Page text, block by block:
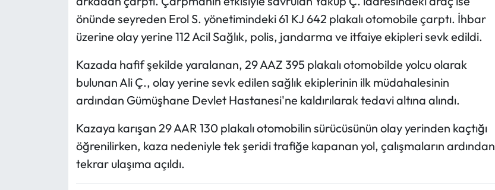
önünde seyreden Erol S. yönetimindeki 61 KJ 642 plakalı otomobile çarptı. İhbar
üzerine olay yerine 112 Acil Sağlık, polis, jandarma ve itfaiye ekipleri sevk edildi.
Kazada hafif şekilde yaralanan, 29 AAZ 395 plakalı otomobilde yolcu olarak
bulunan Ali Ç., olay yerine sevk edilen sağlık ekiplerinin ilk müdahalesinin
ardından Gümüşhane Devlet Hastanesi'ne kaldırılarak tedavi altına alındı.
Kazaya karışan 29 AAR 130 plakalı otomobilin sürücüsünün olay yerinden kaçtığı
öğrenilirken, kaza nedeniyle tek şeridi trafiğe kapanan yol, çalışmaların ardından
tekrar ulaşıma açıldı.